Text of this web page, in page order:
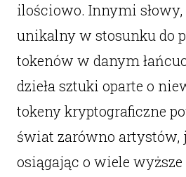
ilościowo. Innymi słowy,
unikalny w stosunku do
tokenów w danym
dzieła sztuki oparte o
tokeny kryptograficzne
świat zarówno
osiągając o wiele